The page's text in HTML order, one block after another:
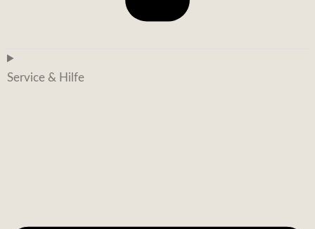
Service & Hilfe